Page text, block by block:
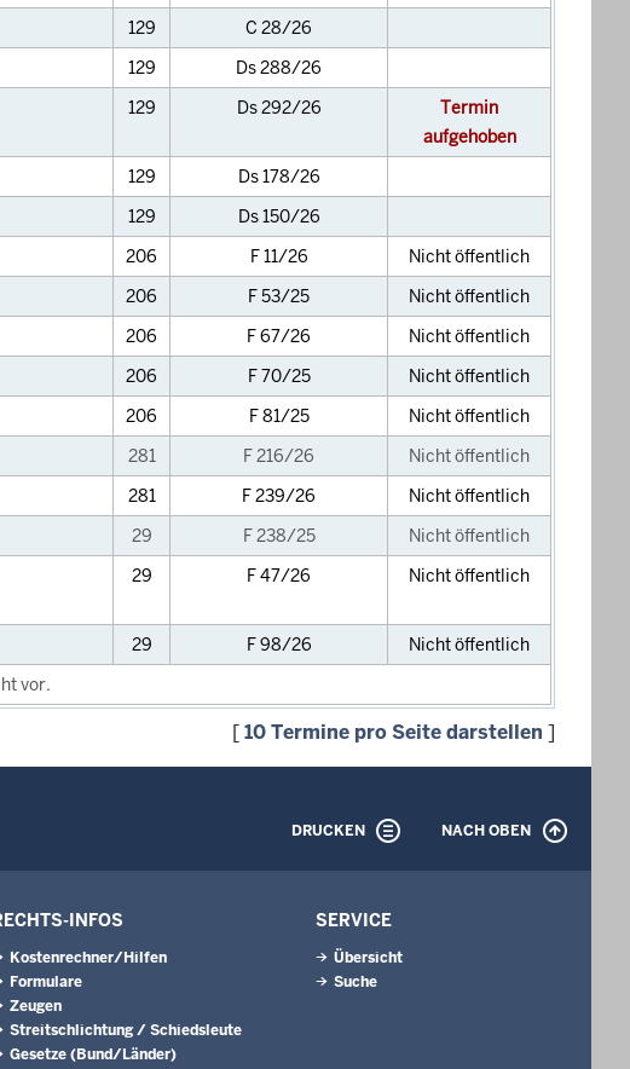
129
C 28/26
129
Ds 288/26
129 Ds 292/26
Termin
aufgehoben
129
Ds 178/26
129
Ds 150/26
206 F 11/26
Nicht öffentlich
206 F 53/25
Nicht öffentlich
206 F 67/26
Nicht öffentlich
206 F 70/25
Nicht öffentlich
206 F 81/25
Nicht öffentlich
281 F 216/26
Nicht öffentlich
281 F 239/26
Nicht öffentlich
29 F 238/25
Nicht öffentlich
29 F 47/26 Nicht öffentlich
29 F 98/26
Nicht öffentlich
vor.
[10 Termine pro Seite darstellen ]
DRUCKEN NACH OBEN
INFOS
Kostenrechner/Hilfen
Formulare
Zeugen
Streitschlichtung / Schiedsleute
Gesetze (Bund/Länder)
SERVICE
Übersicht
Suche